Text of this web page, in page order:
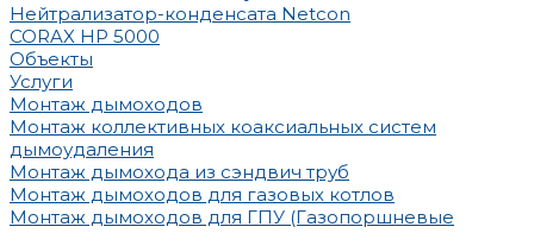
Нейтрализатор-конденсата Netcon
CORAX HP 5000
Объекты
Услуги
Монтаж дымоходов
Монтаж коллективных коаксиальных систем
дымоудаления
Монтаж дымохода из сэндвич труб
Монтаж дымоходов для газовых котлов
Монтаж дымоходов для ГПУ (Газопоршневые